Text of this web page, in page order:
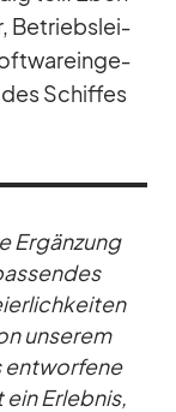
Be­triebs­lei­
des Schif­fes
Er­gän­zung
un­se­rem
ent­wor­fene
Er­leb­nis,